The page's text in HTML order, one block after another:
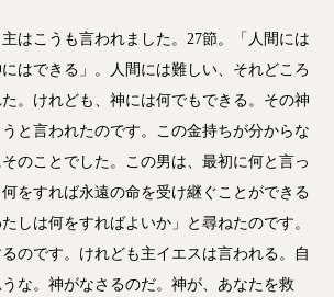
はこうも言われました。27節。「人間には
はできる」。人間には難しい、それどころ
。けれども、神には何でもできる。その神
と言われたのです。この金持ちが分からな
のことでした。この男は、最初に何と言っ
をすれば永遠の命を受け継ぐことができる
しは何をすればよいか」と尋ねたのです。
のです。けれども主イエスは言われる。自
な。神がなさるのだ。神が、あなたを救